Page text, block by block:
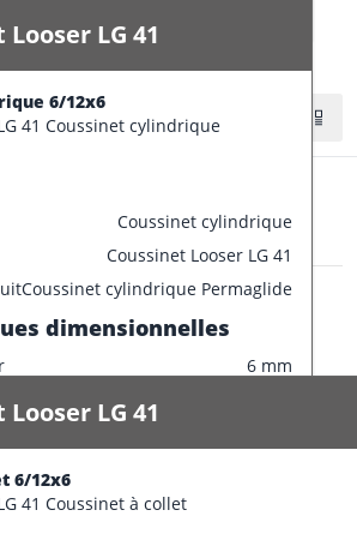
production
diamètre interieur
longueur
h13
largeur de la bride
0/-0.2
montage préconisées
H7
LG 41
6/12x6
41 Coussinet cylindrique
Coussinet cylindrique
Coussinet Looser LG 41
Coussinet cylindrique Permaglide
dimensionnelles
6 mm
production
Stock:19 pce
41
LG 41
6/12x6
41 Coussinet à collet
Stock:1 pce